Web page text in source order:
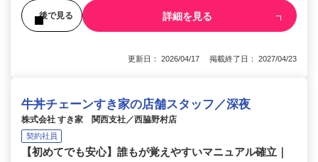
後で見る 詳細を見る
更新日： 2026/04/17 掲載終了日： 2027/04/23
牛丼チェーンすき家の店舗スタッフ／深夜
株式会社 すき家 関西支社／西脇野村店
契約社員
【初めてでも安心】誰もが覚えやすいマニュアル確立｜